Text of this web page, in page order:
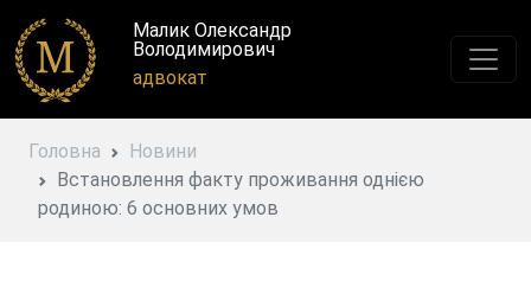
Малик Олександр
Володимирович
адвокат
Головна
Новини
Встановлення факту проживання однією
родиною: 6 основних умов